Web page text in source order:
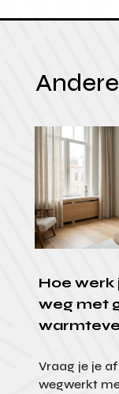
Hoe werk
weg met
Vraag je je
wegwerkt